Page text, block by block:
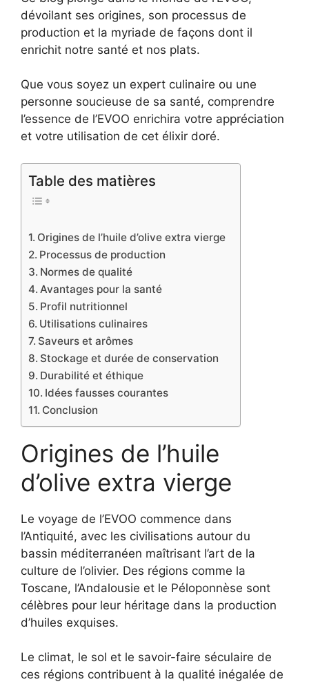
dévoilant ses origines, son processus de
production et la myriade de façons dont il
enrichit notre santé et nos plats.
Que vous soyez un expert culinaire ou une
personne soucieuse de sa santé, comprendre
l’essence de l’EVOO enrichira votre appréciation
et votre utilisation de cet élixir doré.
Table des matières
Origines de l’huile d’olive extra vierge
Processus de production
Normes de qualité
Avantages pour la santé
Profil nutritionnel
Utilisations culinaires
Saveurs et arômes
Stockage et durée de conservation
Durabilité et éthique
Idées fausses courantes
Conclusion
Origines de l’huile
d’olive extra vierge
Le voyage de l’EVOO commence dans
l’Antiquité, avec les civilisations autour du
bassin méditerranéen maîtrisant l’art de la
culture de l’olivier. Des régions comme la
Toscane, l’Andalousie et le Péloponnèse sont
célèbres pour leur héritage dans la production
d’huiles exquises.
Le climat, le sol et le savoir-faire séculaire de
ces régions contribuent à la qualité inégalée de